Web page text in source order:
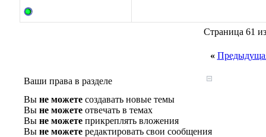
Страница 61
«
Ваши права в разделе
Вы не можете создавать новые темы
Вы не можете отвечать в темах
Вы не можете прикреплять вложения
Вы не можете редактировать свои сообщения